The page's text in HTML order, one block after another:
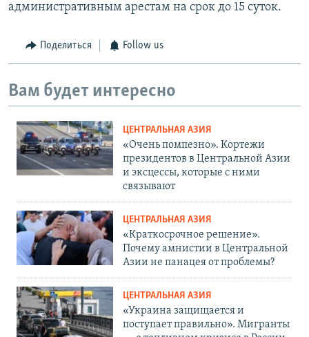
административным арестам на срок до 15 суток.
Поделиться Follow us
Вам будет интересно
ЦЕНТРАЛЬНАЯ АЗИЯ
«Очень помпезно». Кортежи
президентов в Центральной Азии
и эксцессы, которые с ними
связывают
ЦЕНТРАЛЬНАЯ АЗИЯ
«Краткосрочное решение».
Почему амнистии в Центральной
Азии не панацея от проблемы?
ЦЕНТРАЛЬНАЯ АЗИЯ
«Украина защищается и
поступает правильно». Мигранты